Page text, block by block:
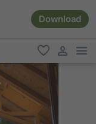
Download
favoriti